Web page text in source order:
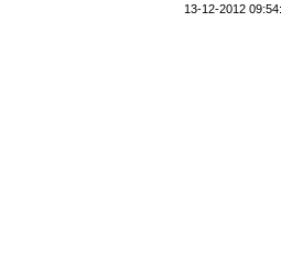
13-12-2012